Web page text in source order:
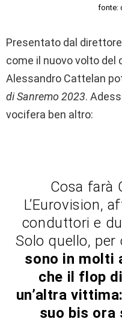
fonte:
Presentato dal direttore
come il nuovo volto del
Alessandro Cattelan
di Sanremo 2023.
vocifera ben altro:
Cosa farà
L’Eurovision,
conduttori e
Solo quello, per
sono in molti
che il flop
un’altra
suo bis ora